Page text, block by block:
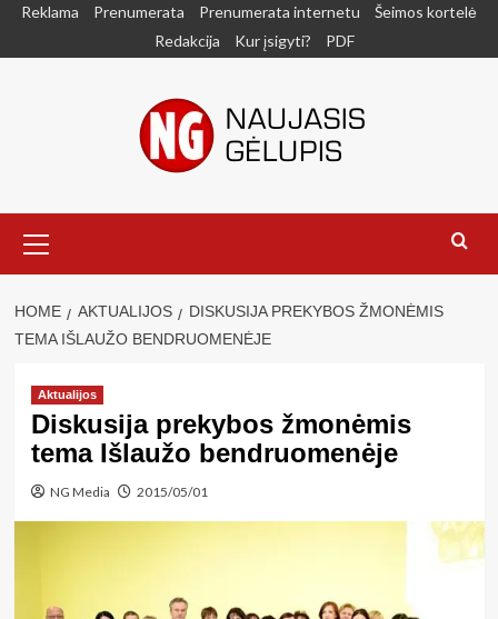
SkipReklama Prenumerata Prenumerata internetu
Šeimos kortelė
Redakcija
Kur įsigyti? PDF
Menu
HOME AKTUALIJOS
DISKUSIJA PREKYBOS ŽMONĖMIS
TEMA IŠLAUŽO BENDRUOMENĖJE
Aktualijos
Diskusija prekybos žmonėmis
tema Išlaužo bendruomenėje
NG Media 2015/05/01